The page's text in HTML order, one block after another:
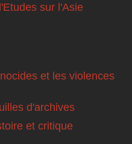
sur l'Asie
et les violences
d'archives
et critique